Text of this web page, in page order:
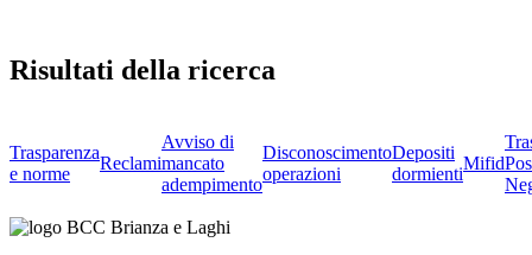
Risultati della ricerca
Trasparenza
e norme
Reclami
Avviso di
mancato
adempimento
Disconoscimento
operazioni
Depositi
dormienti
Mifid